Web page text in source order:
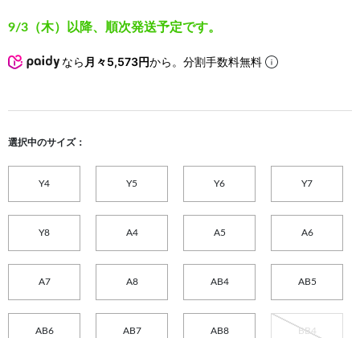
9/3（木）以降、順次発送予定です。
なら 月々5,573円から。分割手数料無料
選択中のサイズ：
Y4 Y5 Y6 Y7
Y8 A4 A5 A6
A7 A8 AB4 AB5
AB6 AB7 AB8 BB4